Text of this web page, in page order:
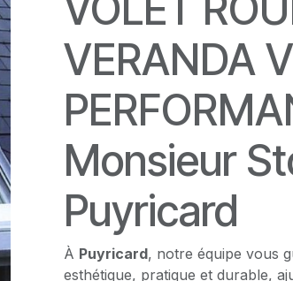
VERANDA
Monsieur
Puyricard
À Puyricard, notre équipe vous
esthétique, pratique et durable,